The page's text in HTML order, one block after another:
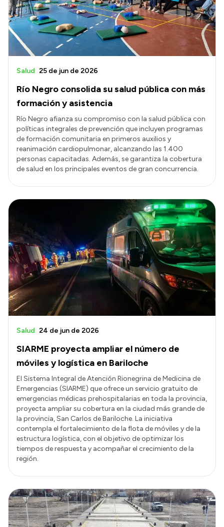
Río Negro consolida su salud pública con más
formación y asistencia
Salud 25 de jun de 2026
Río Negro afianza su compromiso con la salud pública con
políticas integrales de prevención que incluyen programas
de formación comunitaria en primeros auxilios y
reanimación cardiopulmonar, alcanzando las 1.400
personas capacitadas. Además, se garantiza la cobertura
de salud en los principales eventos de gran concurrencia.
SIARME proyecta ampliar el número de
móviles y logística en Bariloche
Salud 24 de jun de 2026
El Sistema Integral de Atención Rionegrina de Medicina de
Emergencias (SIARME) que ofrece un servicio gratuito de
emergencias médicas prehospitalarias en toda la provincia,
proyecta ampliar su cobertura en la ciudad más grande de
la provincia, San Carlos de Bariloche. La iniciativa
contempla el fortalecimiento de la flota de móviles y de la
estructura logística, con el objetivo de optimizar los
tiempos de respuesta y acompañar el crecimiento de la
región.